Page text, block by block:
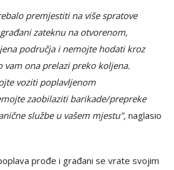
premjestiti na više spratove
zateknu na otvorenom,
područja i nemojte hodati kroz
vam ona prelazi preko koljena.
voziti poplavljenom
zaobilaziti barikade/prepreke
službe u vašem mjestu", naglasio
prođe i građani se vrate svojim